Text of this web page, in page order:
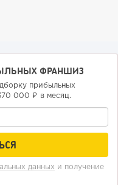
метро»: куда в
ФРАНШИЗ
прибыльных
000 ₽ в месяц.
данных и получение